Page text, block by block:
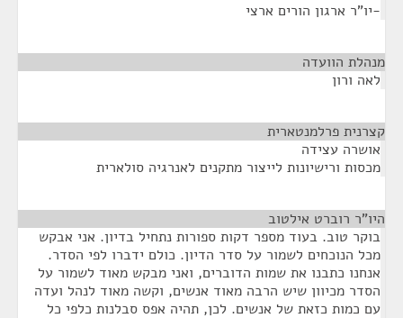
-יו"ר ארגון הורים ארצי
מנהלת הוועדה
לאה ורון
קצרנית פרלמנטארית
אושרה עצידה
מכסות ורישיונות לייצור מתקנים לאנרגיה סולארית
היו"ר רוברט אילטוב
בוקר טוב. בעוד מספר דקות ספורות נתחיל בדיון. אני אבקש
מכל הנוכחים לשמור על סדר הדיון. כולם ידברו לפי הסדר.
אנחנו כתבנו את שמות הדוברים, ואני מבקש מאוד לשמור על
הסדר מכיוון שיש הרבה מאוד אנשים, וקשה מאוד לנהל ועדה
עם כמות כזאת של אנשים. לכן, תהיה אפס סבלנות כלפי כל